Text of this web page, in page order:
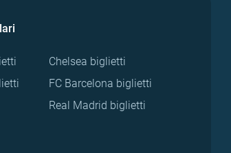
Chelsea biglietti
FC Barcelona biglietti
Real Madrid biglietti